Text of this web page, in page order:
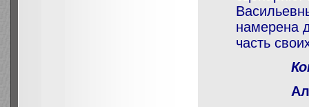
намерена
часть